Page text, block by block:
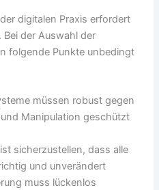
digitalen Praxis erfordert
der Auswahl der
folgende Punkte unbedingt
müssen robust gegen
Manipulation geschützt
sicherzustellen, dass alle
und unverändert
muss lückenlos